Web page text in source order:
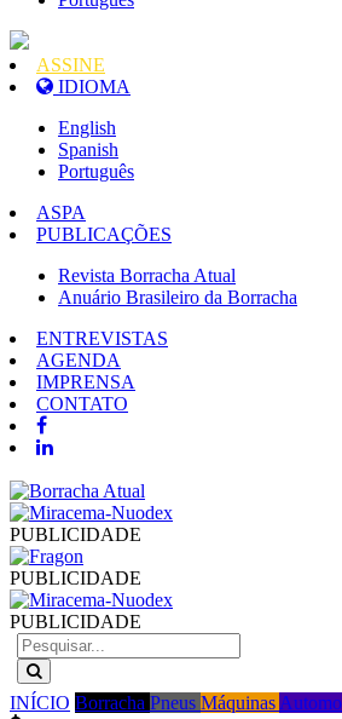
ASSINE
IDIOMA
English
Spanish
Português
ASPA
PUBLICAÇÕES
Revista Borracha Atual
Anuário Brasileiro da Borracha
ENTREVISTAS
AGENDA
IMPRENSA
CONTATO
PUBLICIDADE
PUBLICIDADE
PUBLICIDADE
INÍCIO Borracha Pneus Máquinas